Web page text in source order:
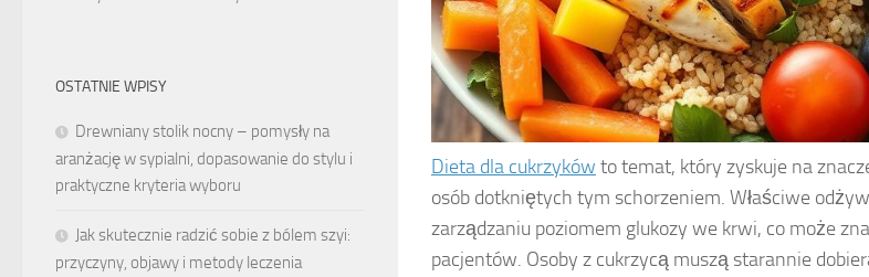
Dieta dla cukrzyków to temat, który zyskuje na
osób dotkniętych tym schorzeniem. Właściwe
zarządzaniu poziomem glukozy we krwi, co może
pacjentów. Osoby z cukrzycą muszą starannie
OSTATNIE WPISY
Drewniany stolik nocny – pomysły na
aranżację w sypialni, dopasowanie do stylu i
praktyczne kryteria wyboru
Jak skutecznie radzić sobie z bólem szyi:
przyczyny, objawy i metody leczenia